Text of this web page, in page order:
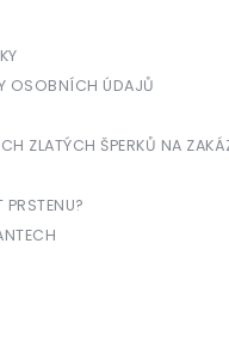
OSOBNÍCH ÚDAJŮ
ZLATÝCH ŠPERKŮ NA